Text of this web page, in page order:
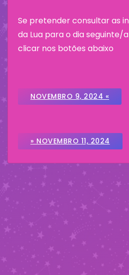
Se pretender consultar as
da Lua para o dia seguinte/
clicar nos botões abaixo
NOVEMBRO 9, 2024 «
» NOVEMBRO 11, 2024